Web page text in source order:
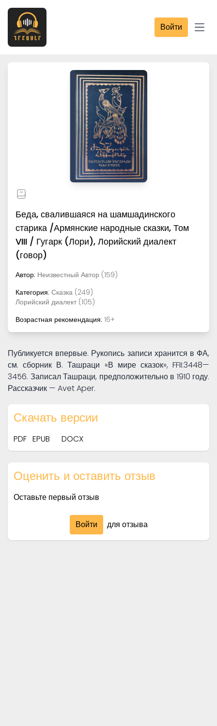
Войти
Беда, свалившаяся на шамшадинского
старика /Армянские народные сказки, Том
VIII / Гугарк (Лори), Лорийский диалект
(говор)
Автор: Неизвестный Автор (159)
Категория: Сказка (249)
Лорийский диалект (105)
Возрастная рекомендация: 16+
Публикуется впервые. Рукопись записи хранится в ФА,
см. сборник В. Ташраци «В мире сказок», FFII:3448—
3456. Записал Ташраци, предположительно в 1910 году.
Рассказчик — Avet Aper.
Скачать версии
PDF EPUB DOCX
Оценить и оставить отзыв
Оставьте первый отзыв
Войти для отзыва